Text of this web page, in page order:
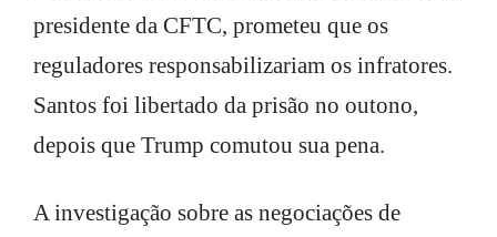
presidente da CFTC, prometeu que os
reguladores responsabilizariam os infratores.
Santos foi libertado da prisão no outono,
depois que Trump comutou sua pena.
A investigação sobre as negociações de